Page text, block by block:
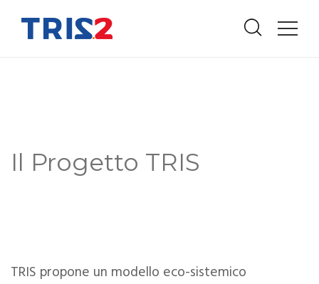
Il Progetto TRIS
TRIS propone un modello eco-sistemico